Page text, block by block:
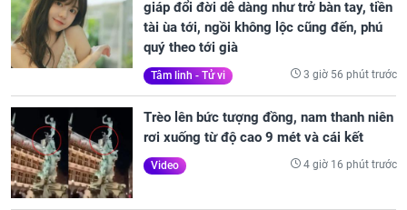
giáp đổi đời dễ dàng như trở bàn tay, tiền
tài ùa tới, ngồi không lộc cũng đến, phú
quý theo tới già
Tâm linh - Tử vi 3 giờ 56 phút trước
Trèo lên bức tượng đồng, nam thanh niên
rơi xuống từ độ cao 9 mét và cái kết
Video 4 giờ 16 phút trước